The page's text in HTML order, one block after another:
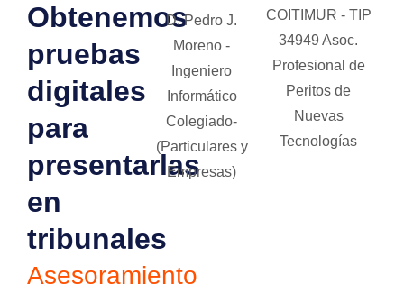
Obtenemos
pruebas
digitales
para
presentarlas
en
tribunales
Asesoramiento
D. Pedro J.
Moreno -
Ingeniero
Informático
Colegiado-
(Particulares y
Empresas)
COITIMUR - TIP
34949 Asoc.
Profesional de
Peritos de
Nuevas
Tecnologías